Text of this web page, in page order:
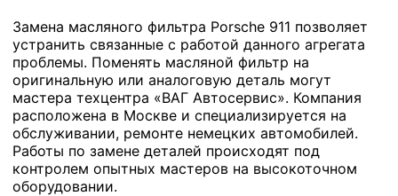
Замена масляного фильтра Porsche 911 позволяет
устранить связанные с работой данного агрегата
проблемы. Поменять масляной фильтр на
оригинальную или аналоговую деталь могут
мастера техцентра «ВАГ Автосервис». Компания
расположена в Москве и специализируется на
обслуживании, ремонте немецких автомобилей.
Работы по замене деталей происходят под
контролем опытных мастеров на высокоточном
оборудовании.